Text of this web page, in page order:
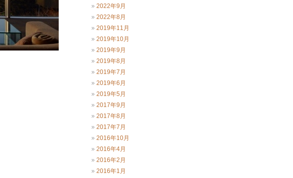
2022年9月
2022年8月
2019年11月
2019年10月
2019年9月
2019年8月
2019年7月
2019年6月
2019年5月
2017年9月
2017年8月
2017年7月
2016年10月
2016年4月
2016年2月
2016年1月